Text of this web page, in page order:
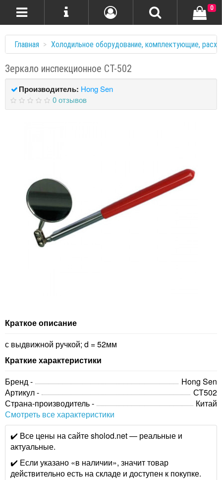
0
Главная Холодильное оборудование, комплектующие,
Зеркало инспекционное СТ-502
Производитель: Hong Sen
0 отзывов
Краткое описание
с выдвижной ручкой; d = 52мм
Краткие характеристики
Бренд -
Hong Sen
Артикул -
СТ502
Страна-производитель -
Китай
Смотреть все характеристики
✔️ Все цены на сайте sholod.net — реальные и
актуальные.
✔️ Если указано «в наличии», значит товар
действительно есть на складе и доступен к покупке.